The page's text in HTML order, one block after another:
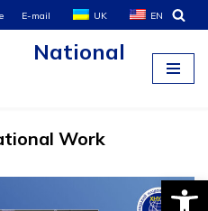
E-mail UK EN
National
Work